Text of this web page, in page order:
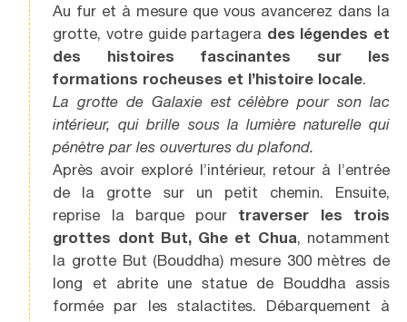
Au fur et à mesure que vous avancerez dans la
grotte, votre guide partagera des légendes et
des histoires fascinantes sur les
formations rocheuses et l’histoire locale.
La grotte de Galaxie est célèbre pour son lac
intérieur, qui brille sous la lumière naturelle qui
pénètre par les ouvertures du plafond.
Après avoir exploré l’intérieur, retour à l’entrée
de la grotte sur un petit chemin. Ensuite,
reprise la barque pour traverser les trois
grottes dont But, Ghe et Chua, notamment
la grotte But (Bouddha) mesure 300 mètres de
long et abrite une statue de Bouddha assis
formée par les stalactites. Débarquement à